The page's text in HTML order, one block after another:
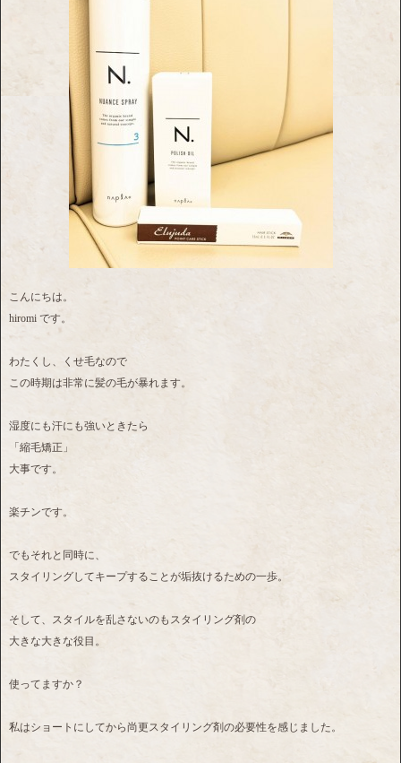
こんにちは。
hiromi です。
わたくし、くせ毛なので
この時期は非常に髪の毛が暴れます。
湿度にも汗にも強いときたら
「縮毛矯正」
大事です。
楽チンです。
でもそれと同時に、
スタイリングしてキープすることが垢抜けるための一歩。
そして、スタイルを乱さないのもスタイリング剤の
大きな大きな役目。
使ってますか？
私はショートにしてから尚更スタイリング剤の必要性を感じました。